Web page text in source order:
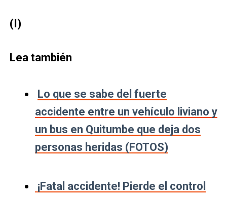
(I)
Lea también
Lo que se sabe del fuerte
accidente entre un vehículo liviano y
un bus en Quitumbe que deja dos
personas heridas (FOTOS)
¡Fatal accidente! Pierde el control